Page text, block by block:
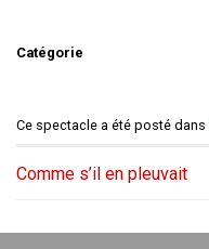
Catégorie
Ce spectacle a été posté dans .
Comme s’il en pleuvait